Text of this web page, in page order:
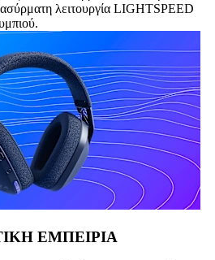
ασύρματη λειτουργία LIGHTSPEED
ΕΜΠΕΙΡΙΑ